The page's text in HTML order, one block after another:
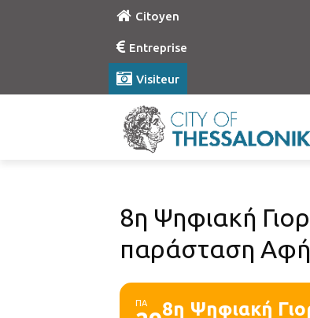
Citoyen
Entreprise
Visiteur
8η Ψηφιακή
παράσταση
ΠΑ
8η Ψηφιακή